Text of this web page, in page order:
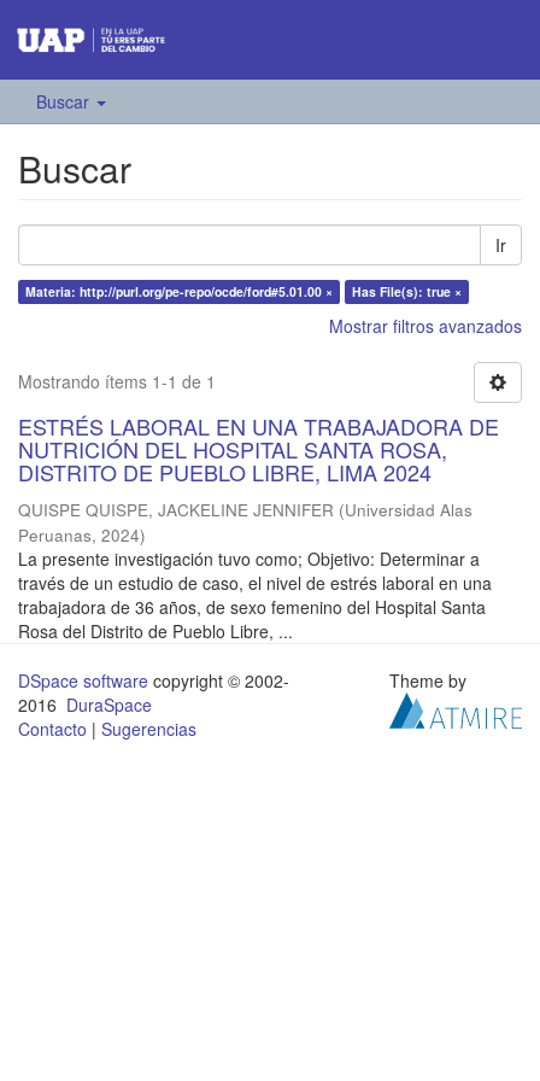
Buscar
Buscar
Ir
Materia: http://purl.org/pe-repo/ocde/ford#5.01.00 × Has File(s): true ×
Mostrar filtros avanzados
Mostrando ítems 1-1 de 1
ESTRÉS LABORAL EN UNA TRABAJADORA DE
NUTRICIÓN DEL HOSPITAL SANTA ROSA,
DISTRITO DE PUEBLO LIBRE, LIMA 2024
QUISPE QUISPE, JACKELINE JENNIFER (Universidad Alas
Peruanas, 2024)
La presente investigación tuvo como; Objetivo: Determinar a
través de un estudio de caso, el nivel de estrés laboral en una
trabajadora de 36 años, de sexo femenino del Hospital Santa
Rosa del Distrito de Pueblo Libre, ...
DSpace software copyright © 2002-
2016 DuraSpace
Contacto | Sugerencias
Theme by